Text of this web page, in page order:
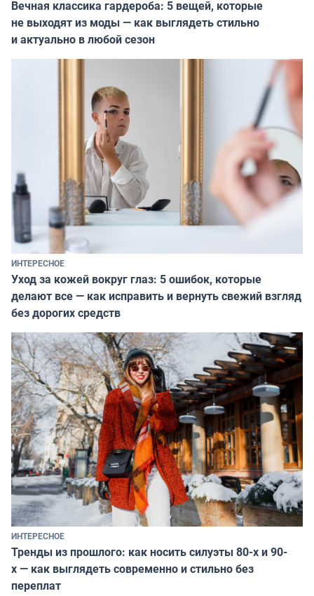
Вечная классика гардероба: 5 вещей, которые
не выходят из моды — как выглядеть стильно
и актуально в любой сезон
ИНТЕРЕСНОЕ
Уход за кожей вокруг глаз: 5 ошибок, которые
делают все — как исправить и вернуть свежий взгляд
без дорогих средств
ИНТЕРЕСНОЕ
Тренды из прошлого: как носить силуэты 80-х и 90-
х — как выглядеть современно и стильно без
переплат